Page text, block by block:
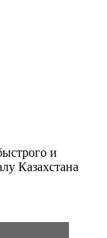
и
Казахстана